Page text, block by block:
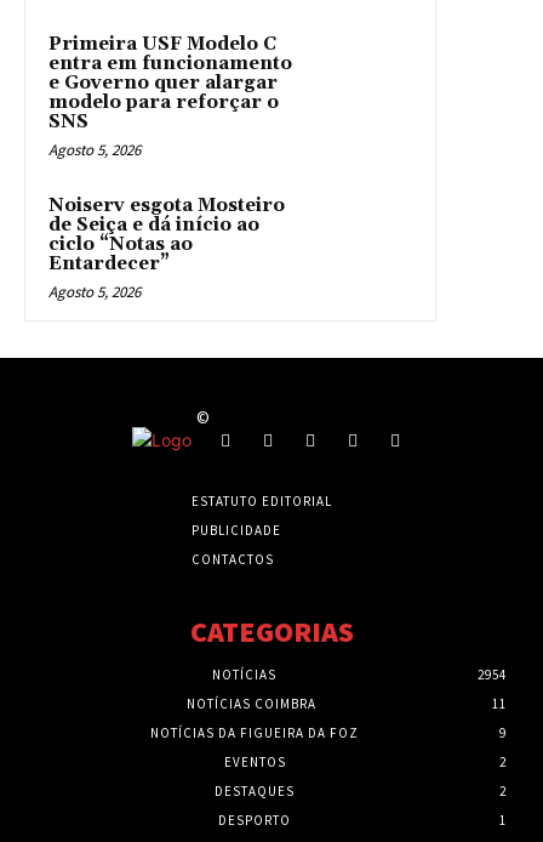
Primeira USF Modelo C
entra em funcionamento
e Governo quer alargar
modelo para reforçar o
SNS
Agosto 5, 2026
Noiserv esgota Mosteiro
de Seiça e dá início ao
ciclo “Notas ao
Entardecer”
Agosto 5, 2026
©
ESTATUTO EDITORIAL
PUBLICIDADE
CONTACTOS
CATEGORIAS
NOTÍCIAS
2954
NOTÍCIAS COIMBRA
11
NOTÍCIAS DA FIGUEIRA DA FOZ
9
EVENTOS
2
DESTAQUES
2
DESPORTO
1